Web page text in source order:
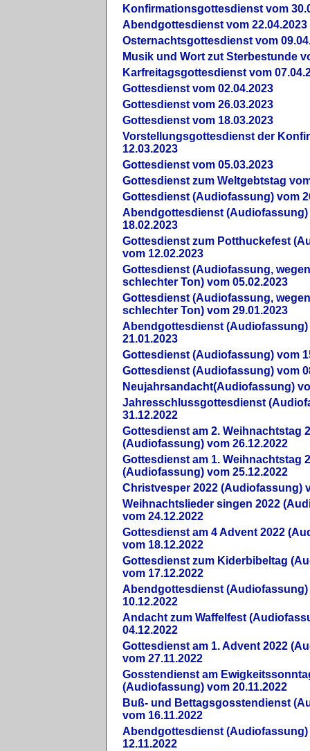
Konfirmationsgottesdienst vom
Abendgottesdienst vom 22.04.2023
Osternachtsgottesdienst vom
Musik und Wort zut Sterbestunde
Karfreitagsgottesdienst vom
Gottesdienst vom 02.04.2023
Gottesdienst vom 26.03.2023
Gottesdienst vom 18.03.2023
Vorstellungsgottesdienst der
12.03.2023
Gottesdienst vom 05.03.2023
Gottesdienst zum Weltgebtstag
Gottesdienst (Audiofassung) vom
Abendgottesdienst (Audiofassung)
18.02.2023
Gottesdienst zum Potthuckefest
vom 12.02.2023
Gottesdienst (Audiofassung,
schlechter Ton) vom 05.02.2023
Gottesdienst (Audiofassung,
schlechter Ton) vom 29.01.2023
Abendgottesdienst (Audiofassung)
21.01.2023
Gottesdienst (Audiofassung) vom
Gottesdienst (Audiofassung) vom
Neujahrsandacht(Audiofassung)
Jahresschlussgottesdienst
31.12.2022
Gottesdienst am 2. Weihnachtstag
(Audiofassung) vom 26.12.2022
Gottesdienst am 1. Weihnachtstag
(Audiofassung) vom 25.12.2022
Christvesper 2022 (Audiofassung)
Weihnachtslieder singen 2022
vom 24.12.2022
Gottesdienst am 4 Advent 2022
vom 18.12.2022
Gottesdienst zum Kiderbibeltag
vom 17.12.2022
Abendgottesdienst (Audiofassung)
10.12.2022
Andacht zum Waffelfest
04.12.2022
Gottesdienst am 1. Advent 2022
vom 27.11.2022
Gosstendienst am
(Audiofassung) vom 20.11.2022
Buß- und Bettagsgosstendienst
vom 16.11.2022
Abendgottesdienst (Audiofassung)
12.11.2022